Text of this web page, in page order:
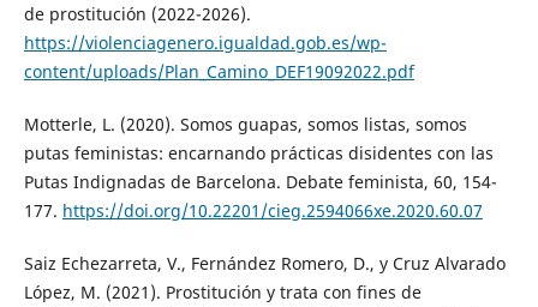
de prostitución (2022-2026).
https://violenciagenero.igualdad.gob.es/wp-
content/uploads/Plan_Camino_DEF19092022.pdf
Motterle, L. (2020). Somos guapas, somos listas, somos
putas feministas: encarnando prácticas disidentes con las
Putas Indignadas de Barcelona. Debate feminista, 60, 154-
177. https://doi.org/10.22201/cieg.2594066xe.2020.60.07
Saiz Echezarreta, V., Fernández Romero, D., y Cruz Alvarado
López, M. (2021). Prostitución y trata con fines de